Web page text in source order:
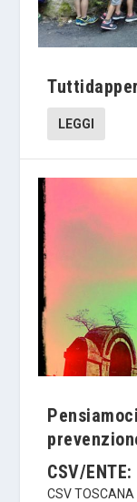
LEGGI
CSV/ENTE:
CSV TOSCANA